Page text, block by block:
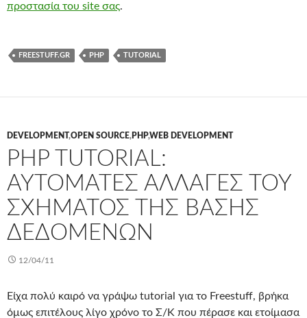
προστασία του site σας.
FREESTUFF.GR PHP TUTORIAL
DEVELOPMENT,OPEN SOURCE,PHP,WEB DEVELOPMENT
PHP TUTORIAL:
ΑΥΤΌΜΑΤΕΣ ΑΛΛΑΓΈΣ ΤΟΥ
ΣΧΉΜΑΤΟΣ ΤΗΣ ΒΆΣΗΣ
ΔΕΔΟΜΈΝΩΝ
12/04/11
Είχα πολύ καιρό να γράψω tutorial για το Freestuff, βρήκα
όμως επιτέλους λίγο χρόνο το Σ/Κ που πέρασε και ετοίμασα